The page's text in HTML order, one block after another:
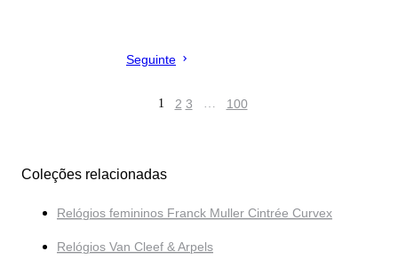
Seguinte
1 2 3 … 100
Coleções relacionadas
Relógios femininos Franck Muller Cintrée Curvex
Relógios Van Cleef & Arpels